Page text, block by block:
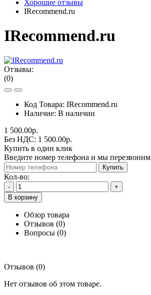
Хорошие отзывы
IRecommend.ru
IRecommend.ru
Отзывы:
(0)
Код Товара: IRecommend.ru
Наличие: В наличии
1 500.00р.
Без НДС: 1 500.00р.
Купить в один клик
Введите номер телефона и мы перезвоним
Купить
Кол-во:
-
+
В корзину
Обзор товара
Отзывов (0)
Вопросы (0)
Отзывов (0)
Нет отзывов об этом товаре.